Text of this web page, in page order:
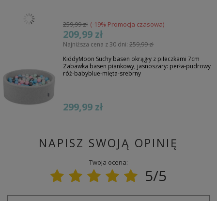
259,99 zł (-19% Promocja czasowa)
209,99 zł
Najniższa cena z 30 dni: 259,99 zł
KiddyMoon Suchy basen okrągły z piłeczkami 7cm
Zabawka basen piankowy, jasnoszary: perła-pudrowy
róż-babyblue-mięta-srebrny
299,99 zł
NAPISZ SWOJĄ OPINIĘ
Twoja ocena:
5/5